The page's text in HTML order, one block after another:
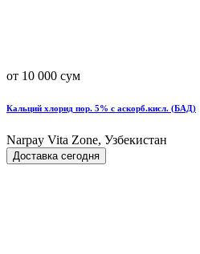
от 10 000 сум
Кальций хлорид пор. 5% с аскорб.кисл. (БАД)
Narpay Vita Zone, Узбекистан
Доставка сегодня